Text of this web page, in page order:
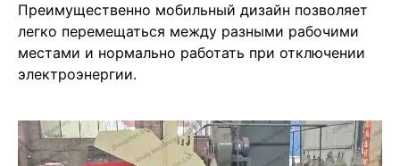
Преимущественно мобильный дизайн позволяет
легко перемещаться между разными рабочими
местами и нормально работать при отключении
электроэнергии.